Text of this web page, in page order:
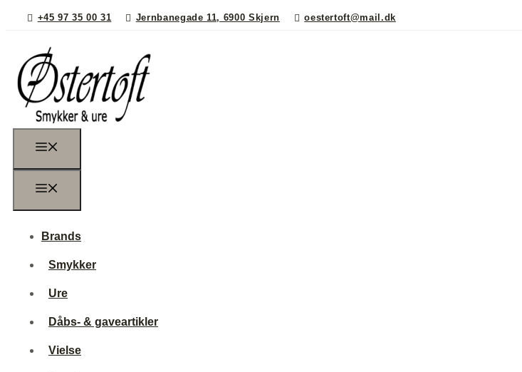
+45 97 35 00 31 Jernbanegade 11, 6900 Skjern oestertoft@mail.dk
Brands
Smykker
Ure
Dåbs- & gaveartikler
Vielse